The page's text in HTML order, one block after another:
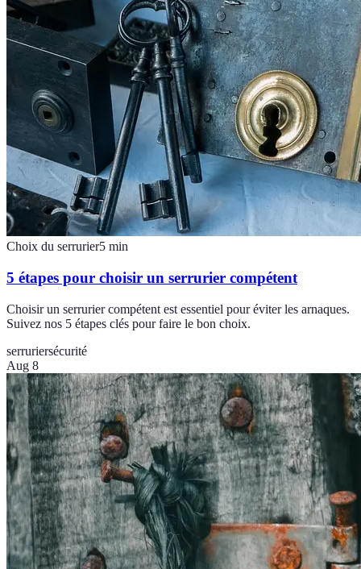
Choix du serrurier5 min
5 étapes pour choisir un serrurier compétent
Choisir un serrurier compétent est essentiel pour éviter les arnaques.
Suivez nos 5 étapes clés pour faire le bon choix.
serruriersécurité
Aug 8